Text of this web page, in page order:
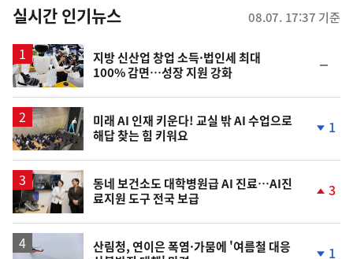
뉴
스
실시간 인기뉴스 08.07. 17:37 기준
지방 신산업 창업 소득·법인세 최대
100% 감면…성장 지원 강화
일
미래 AI 인재 키운다! 교실 밖 AI 수업으로
해답 찾는 힘 키워요
하
1
동네 보건소도 대학병원급 AI 진료…AI진
료지원 도구 전국 보급
상
3
산림청, 연이은 폭염·가뭄에 '여름철 대응
1